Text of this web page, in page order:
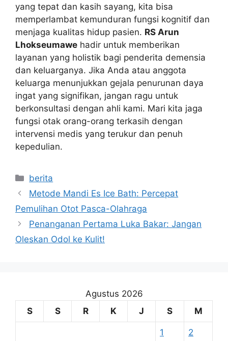
yang tepat dan kasih sayang, kita bisa
memperlambat kemunduran fungsi kognitif dan
menjaga kualitas hidup pasien. RS Arun
Lhokseumawe hadir untuk memberikan
layanan yang holistik bagi penderita demensia
dan keluarganya. Jika Anda atau anggota
keluarga menunjukkan gejala penurunan daya
ingat yang signifikan, jangan ragu untuk
berkonsultasi dengan ahli kami. Mari kita jaga
fungsi otak orang-orang terkasih dengan
intervensi medis yang terukur dan penuh
kepedulian.
Kategori
berita
Metode Mandi Es Ice Bath: Percepat
Pemulihan Otot Pasca-Olahraga
Penanganan Pertama Luka Bakar: Jangan
Oleskan Odol ke Kulit!
Agustus 2026
S
S R K J S M
1 2